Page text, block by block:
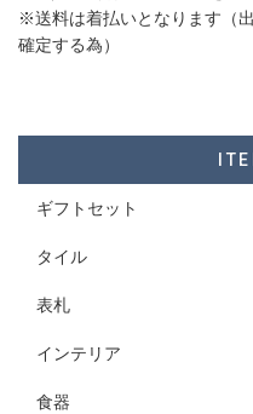
※送料は着払いとなります（
確定する為）
ギフトセット
タイル
表札
インテリア
食器